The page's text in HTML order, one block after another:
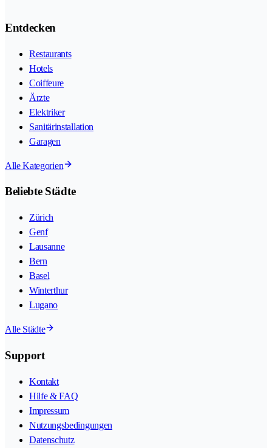
Entdecken
Restaurants
Hotels
Coiffeure
Ärzte
Elektriker
Sanitärinstallation
Garagen
Alle Kategorien
Beliebte Städte
Zürich
Genf
Lausanne
Bern
Basel
Winterthur
Lugano
Alle Städte
Support
Kontakt
Hilfe & FAQ
Impressum
Nutzungsbedingungen
Datenschutz